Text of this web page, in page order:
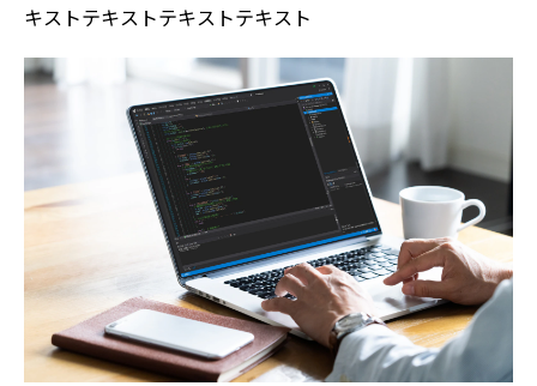
キストテキストテキストテキスト